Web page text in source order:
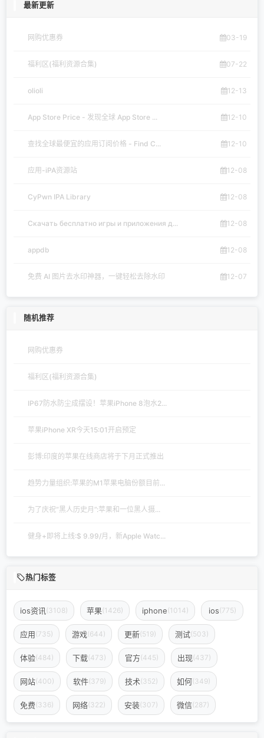
最新更新
网购优惠券 03-19
福利区(福利资源合集) 07-22
olioli 12-13
App Store Price - 发现全球 App Store ... 12-10
查找全球最便宜的应用订阅价格 - Find C... 12-10
应用-iPA资源站 12-08
CyPwn IPA Library 12-08
Скачать бесплатно игры и приложения д... 12-08
appdb 12-08
免费 AI 图片去水印神器，一键轻松去除水印 12-07
随机推荐
网购优惠券
福利区(福利资源合集)
IP67防水防尘成摆设！苹果iPhone 8泡水2...
苹果iPhone XR今天15:01开启预定
彭博:印度的苹果在线商店将于下月正式推出
趋势力量组织:苹果的M1苹果电脑份额目前...
为了庆祝“黑人历史月”:苹果和一位黑人摄...
健身+即将上线:$ 9.99/月，新Apple Watc...
热门标签
ios资讯 (3108) 苹果(1426) iphone(1014) ios(775)
应用(735) 游戏(644) 更新(519) 测试(503)
体验(484) 下载(473) 官方(445) 出现(437)
网站(400) 软件(379) 技术(352) 如何(349)
免费(336) 网络(322) 安装(307) 微信(287)